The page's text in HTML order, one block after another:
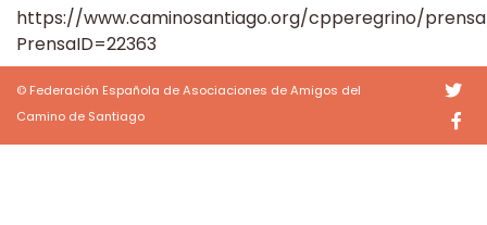
https://www.caminosantiago.org/cpperegrino/
PrensaID=22363
© Federación Española de Asociaciones de Amigos del
Camino de Santiago